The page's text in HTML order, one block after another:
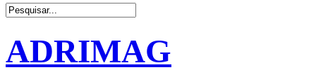
ADRIMAG